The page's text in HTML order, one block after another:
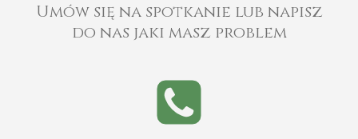
Umów się na spotkanie lub napisz
do nas jaki masz problem